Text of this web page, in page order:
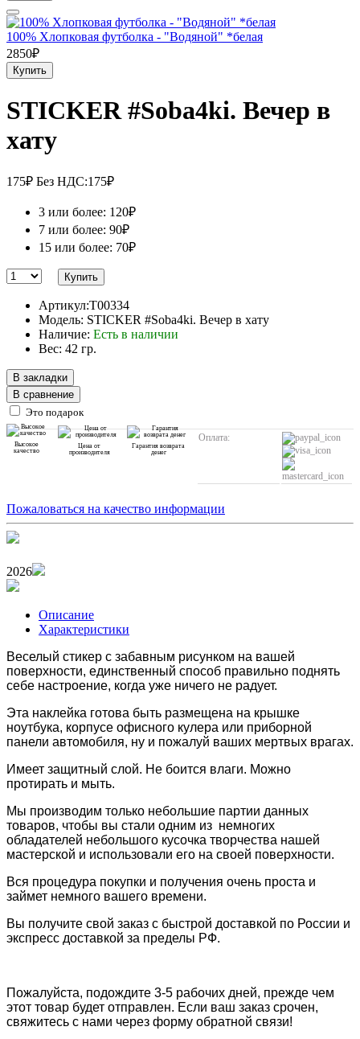
100% Хлопковая футболка - "Водяной" *белая
2850₽
Купить
STICKER #Soba4ki. Вечер в
хату
175₽ Без НДС:175₽
3 или более: 120₽
7 или более: 90₽
15 или более: 70₽
Купить
Артикул:T00334
Модель: STICKER #Soba4ki. Вечер в хату
Наличие: Есть в наличии
Вес: 42 гр.
В закладки
В сравнение
Это подарок
Высокое
качество
Цена от
производителя
Гарантия возврата
денег
Оплата:
Пожаловаться на качество информации
2026
Описание
Характеристики
Веселый стикер с забавным рисунком на вашей
поверхности, единственный способ правильно поднять
себе настроение, когда уже ничего не радует.
Эта наклейка готова быть размещена на крышке
ноутбука, корпусе офисного кулера или приборной
панели автомобиля, ну и пожалуй ваших мертвых врагах.
Имеет защитный слой. Не боится влаги. Можно
протирать и мыть.
Мы производим только небольшие партии данных
товаров, чтобы вы стали одним из немногих
обладателей небольшого кусочка творчества нашей
мастерской и использовали его на своей поверхности.
Вся процедура покупки и получения очень проста и
займет немного вашего времени.
Вы получите свой заказ с быстрой доставкой по России и
экспресс доставкой за пределы РФ.
Пожалуйста, подождите 3-5 рабочих дней, прежде чем
этот товар будет отправлен. Если ваш заказ срочен,
свяжитесь с нами через форму обратной связи!